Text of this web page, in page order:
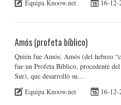
Equipa Knoow.net
16-12-
Amós (profeta bíblico)
Quién fue Amós: Amós (del hebreo
fue un Profeta Bíblico, procedente
Sur), que desarrolló su…
Equipa Knoow.net
16-12-